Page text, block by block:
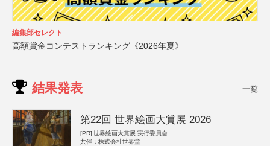
編集部セレクト
高額賞金コンテストランキング《2026年夏》
結果発表 一覧
第22回 世界絵画大賞展 2026
[PR] 世界絵画大賞展 実行委員会
共催：株式会社世界堂